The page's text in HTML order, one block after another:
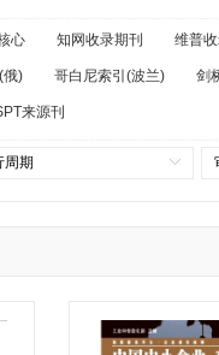
心 知网收录期刊 维普
俄) 哥白尼索引(波兰) 剑
来源刊
周期